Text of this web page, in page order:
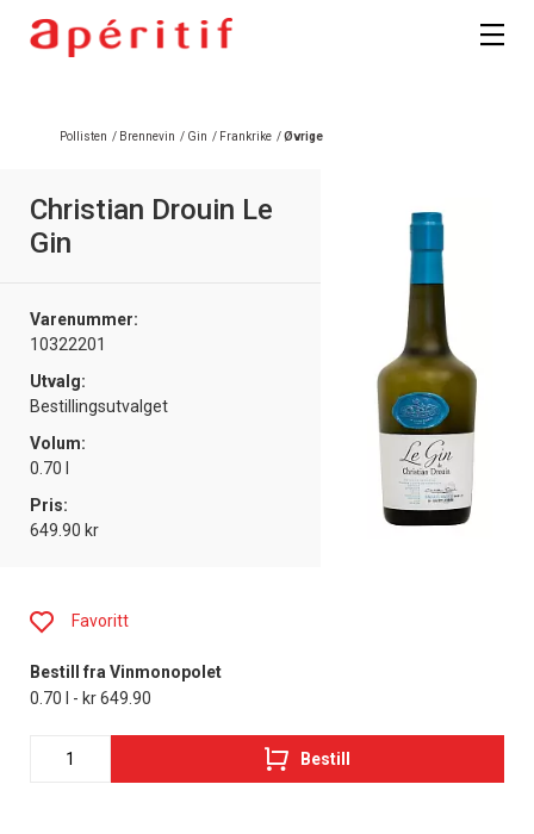
Pollisten / Brennevin / Gin / Frankrike /Øvrige
Christian Drouin Le
Gin
Varenummer:
10322201
Utvalg:
Bestillingsutvalget
Volum:
0.70 l
Pris:
649.90 kr
Favoritt
Bestill fra Vinmonopolet
0.70 l - kr 649.90
Bestill